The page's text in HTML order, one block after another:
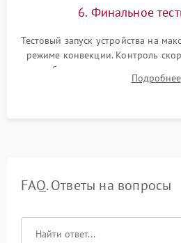
6. Финальное
Тестовый запуск устройства на
режиме конвекции. Контроль
срабатывания термостата при
температуры и тест наПодробнее
FAQ. Ответы на вопросы